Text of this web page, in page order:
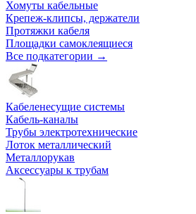
Хомуты кабельные
Крепеж-клипсы, держатели
Протяжки кабеля
Площадки самоклеящиеся
Все подкатегории →
Кабеленесущие системы
Кабель-каналы
Трубы электротехнические
Лоток металлический
Металлорукав
Аксессуары к трубам